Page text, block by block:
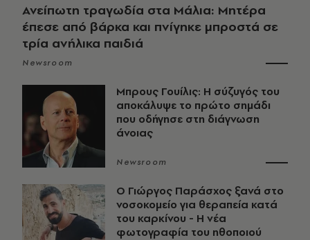
Ανείπωτη τραγωδία στα Μάλια: Μητέρα
έπεσε από βάρκα και πνίγηκε μπροστά σε
τρία ανήλικα παιδιά
Newsroom
Μπρους Γουίλις: Η σύζυγός του
αποκάλυψε το πρώτο σημάδι
που οδήγησε στη διάγνωση
άνοιας
Newsroom
O Γιώργος Παράσχος ξανά στο
νοσοκομείο για θεραπεία κατά
του καρκίνου - Η νέα
φωτογραφία του ηθοποιού